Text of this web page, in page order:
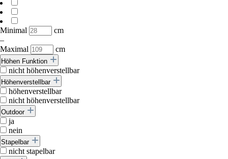
Minimal
cm
–
Maximal
cm
Höhen Funktion
nicht höhenverstellbar
Höhenverstellbar
höhenverstellbar
nicht höhenverstellbar
Outdoor
ja
nein
Stapelbar
nicht stapelbar